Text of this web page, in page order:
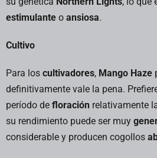
estimulante o ansiosa.
Cultivo
Para los cultivadores, Mango Haze
definitivamente vale la pena.
período de floración relativamente
su rendimiento puede ser muy
considerable y producen cogollos